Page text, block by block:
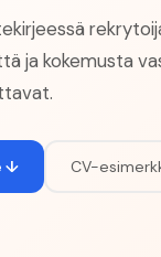
ja kokemusta
↓ CV-